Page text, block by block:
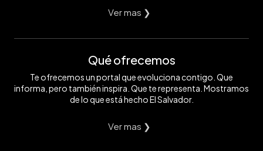
Ver mas ❯
Qué ofrecemos
Te ofrecemos un portal que evoluciona contigo. Que
informa, pero también inspira. Que te representa. Mostramos
de lo que está hecho El Salvador.
Ver mas ❯